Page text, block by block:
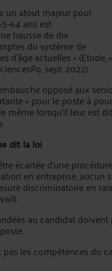
un atout majeur pour
64 ans est
hausse de dix
du système de
d’âge actuelles » (Etude, «
sept. 2022)
opposé aux
» pour le poste à
lorsqu’il leur est
dit la loi
écartée d’une
en entreprise, aucun
discriminatoire en
au candidat doivent
pas les compétences du